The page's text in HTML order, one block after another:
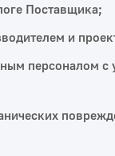
Поставщика;
и
персоналом с